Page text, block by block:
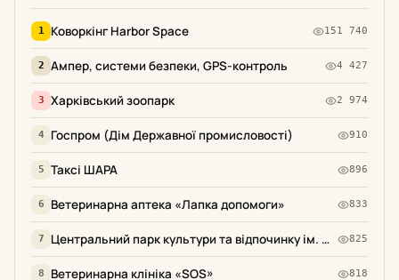
1 Коворкінг Harbor Space 151 740
2 Ампер, системи безпеки, GPS-контроль 4 427
3 Харківський зоопарк 2 974
4 Госпром (Дім Державної промисловості) 910
5 Таксі ШАРА 896
6 Ветеринарна аптека «Лапка допомоги» 833
7 Центральний парк культури та відпочинку ім. М. Горського 825
8 Ветеринарна клініка «SOS» 818